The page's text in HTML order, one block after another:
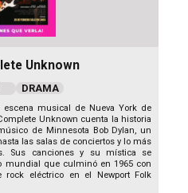
Unknown
DRAMA
musical de Nueva York de
Unknown cuenta la historia
de Minnesota Bob Dylan, un
las salas de conciertos y lo más
Sus canciones y su mística se
mundial que culminó en 1965 con
rock eléctrico en el Newport Folk